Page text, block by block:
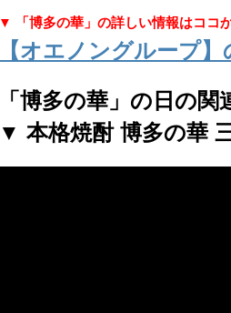
▼ 「博多の華」の詳しい情報はココ
【オエノングループ
「博多の華」の日の関
▼ 本格焼酎 博多の華